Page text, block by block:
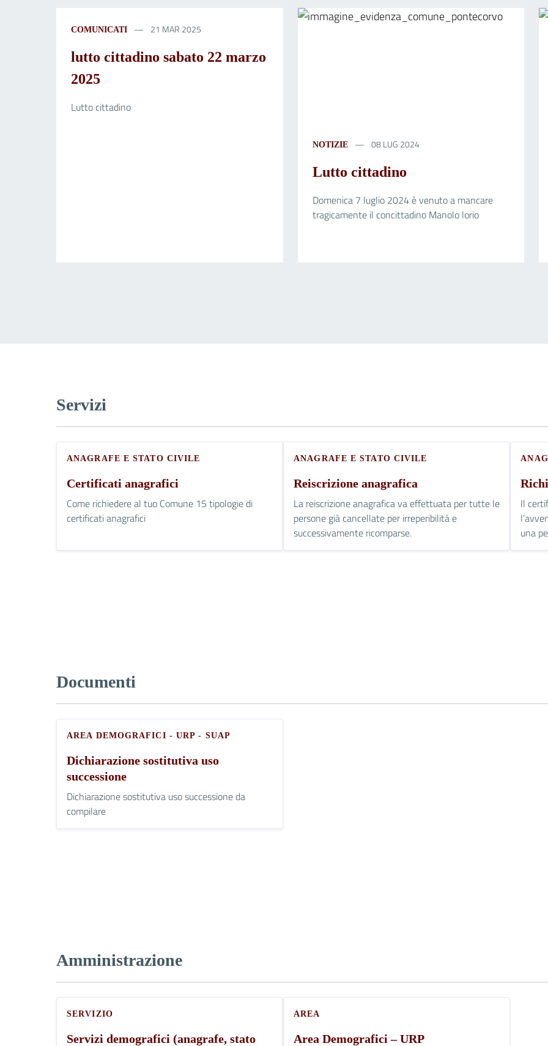
COMUNICATI 21 MAR 2025
lutto cittadino sabato 22 marzo
2025
Lutto cittadino
NOTIZIE 08 LUG 2024
Lutto cittadino
Domenica 7 luglio 2024 è venuto a mancare
tragicamente il concittadino Manolo lorio
Servizi
ANAGRAFE E STATO CIVILE
Certificati anagrafici
Come richiedere al tuo Comune 15 tipologie di
certificati anagrafici
ANAGRAFE E STATO CIVILE
Reiscrizione anagrafica
La reiscrizione anagrafica va effettuata per tutte le
persone già cancellate per irreperibilità e
successivamente ricomparse.
Il
una
Documenti
AREA DEMOGRAFICI - URP - SUAP
Dichiarazione sostitutiva uso
successione
Dichiarazione sostitutiva uso successione da
compilare
Amministrazione
SERVIZIO
Servizi demografici (anagrafe, stato
AREA
Area Demografici – URP